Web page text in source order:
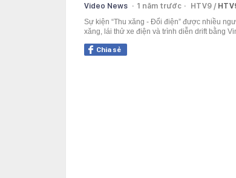
Video News 1 năm trước HTV9 /
Sự kiện “Thu xăng - Đổi điện” được nhiều
xăng, lái thử xe điện và trình diễn drift bằng
Chia sẻ